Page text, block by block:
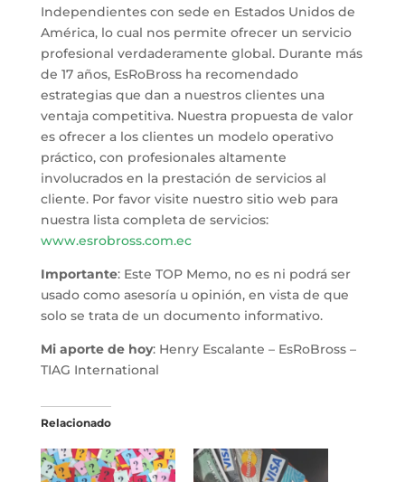
Independientes con sede en Estados Unidos de
América, lo cual nos permite ofrecer un servicio
profesional verdaderamente global. Durante más
de 17 años, EsRoBross ha recomendado
estrategias que dan a nuestros clientes una
ventaja competitiva. Nuestra propuesta de valor
es ofrecer a los clientes un modelo operativo
práctico, con profesionales altamente
involucrados en la prestación de servicios al
cliente. Por favor visite nuestro sitio web para
nuestra lista completa de servicios:
www.esrobross.com.ec
Importante: Este TOP Memo, no es ni podrá ser
usado como asesoría u opinión, en vista de que
solo se trata de un documento informativo.
Mi aporte de hoy: Henry Escalante – EsRoBross –
TIAG International
Relacionado